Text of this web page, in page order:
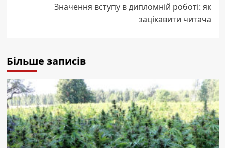
Значення вступу в дипломній роботі: як
зацікавити читача
Більше записів